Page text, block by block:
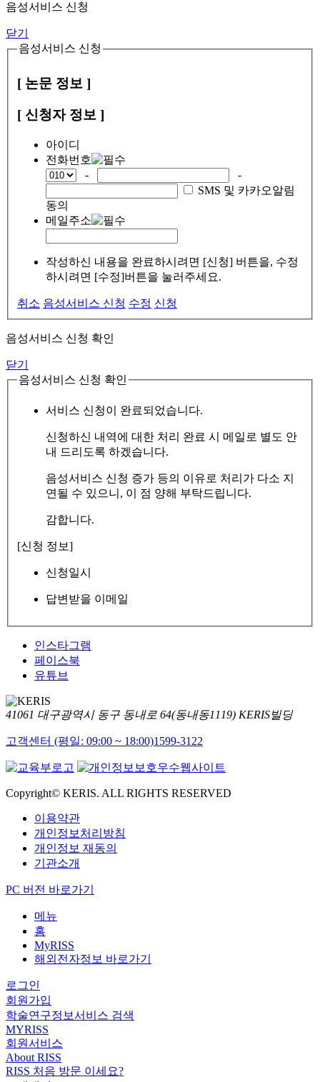
음성서비스 신청
닫기
음성서비스 신청
[ 논문 정보 ]
[ 신청자 정보 ]
아이디
전화번호
-
-
SMS 및 카카오알림
동의
메일주소
작성하신 내용을 완료하시려면 [신청] 버튼을, 수정
하시려면 [수정]버튼을 눌러주세요.
취소 음성서비스 신청 수정 신청
음성서비스 신청 확인
닫기
음성서비스 신청 확인
서비스 신청이 완료되었습니다.
신청하신 내역에 대한 처리 완료 시 메일로 별도 안
내 드리도록 하겠습니다.
음성서비스 신청 증가 등의 이유로 처리가 다소 지
연될 수 있으니, 이 점 양해 부탁드립니다.
감합니다.
[신청 정보]
신청일시
답변받을 이메일
인스타그램
페이스북
유튜브
41061 대구광역시 동구 동내로 64(동내동1119) KERIS빌딩
고객센터 (평일: 09:00 ~ 18:00)1599-3122
Copyright© KERIS. ALL RIGHTS RESERVED
이용약관
개인정보처리방침
개인정보 재동의
기관소개
PC 버전 바로가기
메뉴
홈
MyRISS
해외전자정보 바로가기
로그인
회원가입
학술연구정보서비스 검색
MYRISS
회원서비스
About RISS
RISS 처음 방문 이세요?